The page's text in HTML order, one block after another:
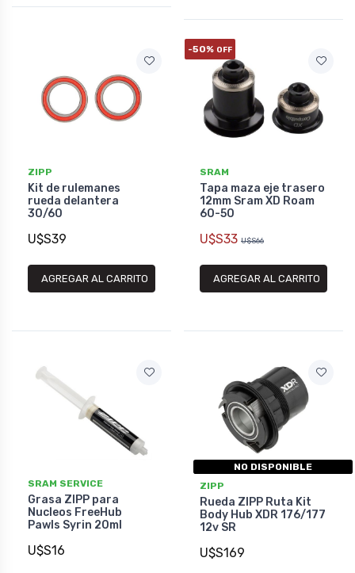
ZIPP
Kit de rulemanes
rueda delantera
30/60
U$S39
AGREGAR AL CARRITO
-50% OFF
SRAM
Tapa maza eje trasero
12mm Sram XD Roam
60-50
U$S33 U$S66
AGREGAR AL CARRITO
SRAM SERVICE
Grasa ZIPP para
Nucleos FreeHub
Pawls Syrin 20ml
U$S16
NO DISPONIBLE
ZIPP
Rueda ZIPP Ruta Kit
Body Hub XDR 176/177
12v SR
U$S169